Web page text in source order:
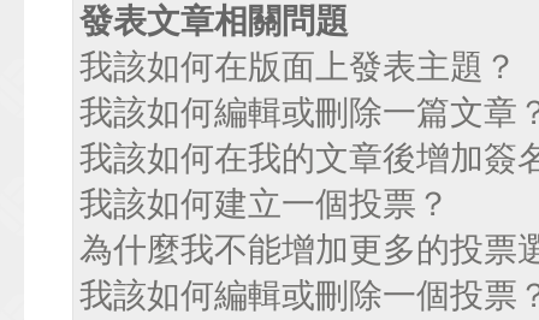
發表文章相關問題
我該如何在版面上發表主題？
我該如何編輯或刪除一篇文章
我該如何在我的文章後增加簽
我該如何建立一個投票？
為什麼我不能增加更多的投票
我該如何編輯或刪除一個投票